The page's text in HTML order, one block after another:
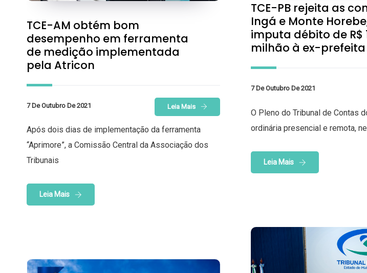
TCE-AM obtém bom
desempenho em ferramenta
de medição implementada
pela Atricon
7 De Outubro De 2021 Leia Mais
Após dois dias de implementação da ferramenta
“Aprimore”, a Comissão Central da Associação dos
Tribunais
Leia Mais
TCE-PB rejeita as
Ingá e Monte
imputa débito de R$
milhão à ex-prefeita
7 De Outubro De 2021
O Pleno do Tribunal de Contas
ordinária presencial e remota,
Leia Mais